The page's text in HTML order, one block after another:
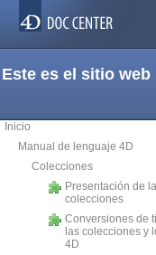
Este es el sitio
Inicio
Manual de lenguaje 4D
Colecciones
Presentación de
colecciones
Conversiones de
las colecciones y
4D